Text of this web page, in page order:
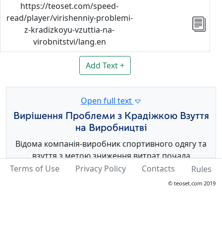
https://teoset.com/speed-
read/player/virishenniy-problemi-
z-kradizkoyu-vzuttia-na-
virobnitstvi/lang.en
Add Text +
Open full text
Вирішення Проблеми з Крадіжкою Взуття
на Виробництві
Відома компанія-виробник спортивного одягу та
взуття з метою зниження витрат почала
переводити свої виробництва до Африки та Індії.
Водночас вони зіштовхнулися із проблемою
Terms of Use Privacy Policy Contacts Rules
© teoset.com 2019